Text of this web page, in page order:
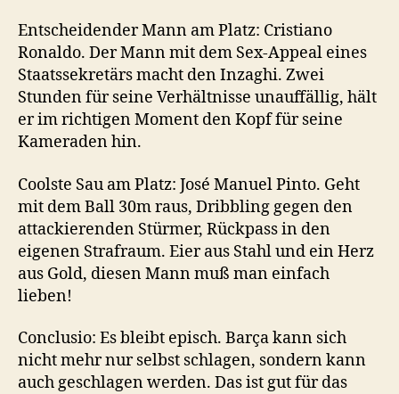
Entscheidender Mann am Platz: Cristiano
Ronaldo. Der Mann mit dem Sex-Appeal eines
Staatssekretärs macht den Inzaghi. Zwei
Stunden für seine Verhältnisse unauffällig, hält
er im richtigen Moment den Kopf für seine
Kameraden hin.
Coolste Sau am Platz: José Manuel Pinto. Geht
mit dem Ball 30m raus, Dribbling gegen den
attackierenden Stürmer, Rückpass in den
eigenen Strafraum. Eier aus Stahl und ein Herz
aus Gold, diesen Mann muß man einfach
lieben!
Conclusio: Es bleibt episch. Barça kann sich
nicht mehr nur selbst schlagen, sondern kann
auch geschlagen werden. Das ist gut für das